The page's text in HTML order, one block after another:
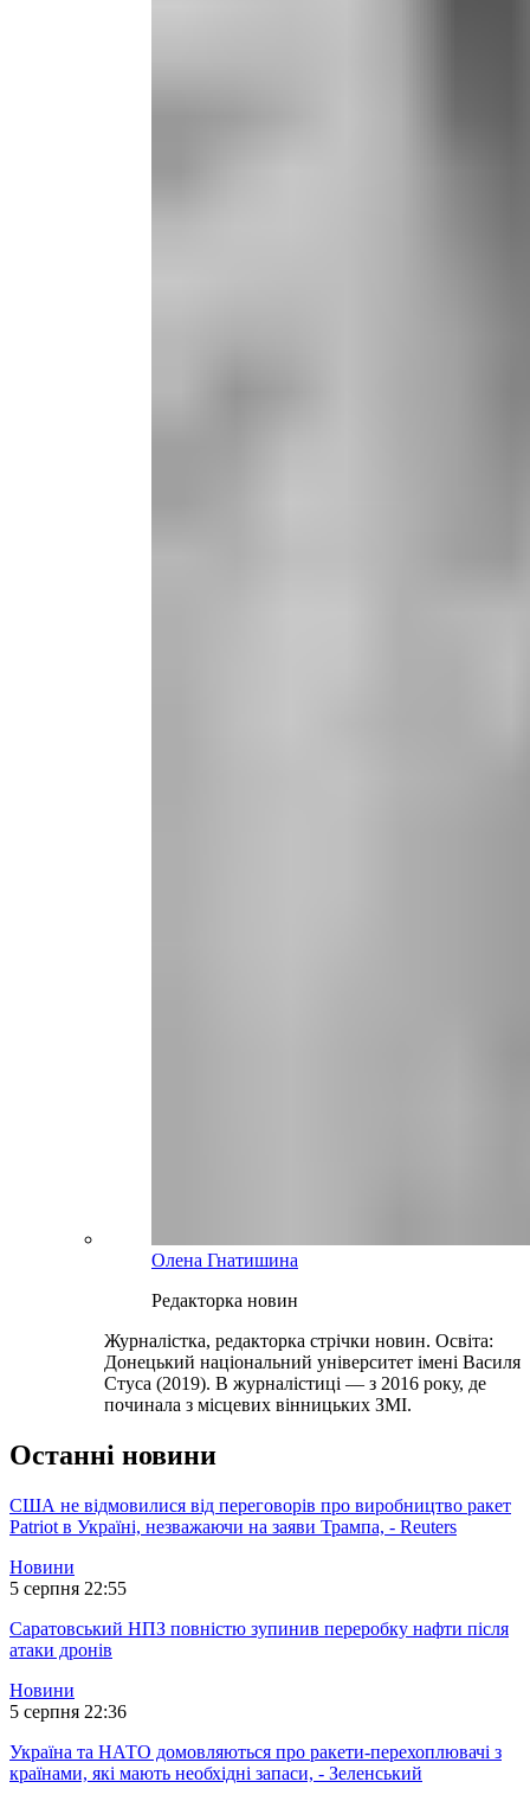
Олена Гнатишина
Редакторка новин
Журналістка, редакторка стрічки новин. Освіта:
Донецький національний університет імені Василя
Стуса (2019). В журналістиці — з 2016 року, де
починала з місцевих вінницьких ЗМІ.
Останні новини
США не відмовилися від переговорів про виробництво ракет
Patriot в Україні, незважаючи на заяви Трампа, - Reuters
Новини
5 серпня 22:55
Саратовський НПЗ повністю зупинив переробку нафти після
атаки дронів
Новини
5 серпня 22:36
Україна та НАТО домовляються про ракети-перехоплювачі з
країнами, які мають необхідні запаси, - Зеленський